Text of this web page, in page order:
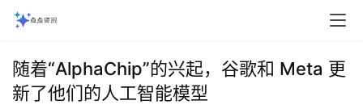
随着“AlphaChip”的兴起，谷歌和 Meta 更
新了他们的人工智能模型